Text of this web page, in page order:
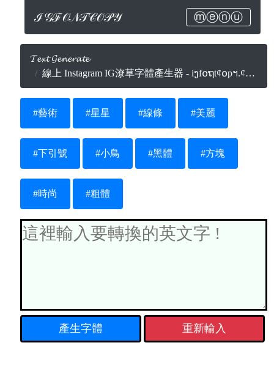
ℐ𝒢ℱ𝒪𝒩𝒯𝒞𝒪𝒫𝒴 ⓜⓔⓝⓤ
𝓣𝓮𝔁𝓽 𝓖𝓮𝓷𝓮𝓻𝓪𝓽𝓮
線上 Instagram IG潦草字體產生器 - iງf໐ຖt¢໐pฯ.¢໐๓
#藝術 #星星 #線條 #美麗
#下引號 #小鳥 #黑體 #方塊
#時尚 #粗體
重新輸入